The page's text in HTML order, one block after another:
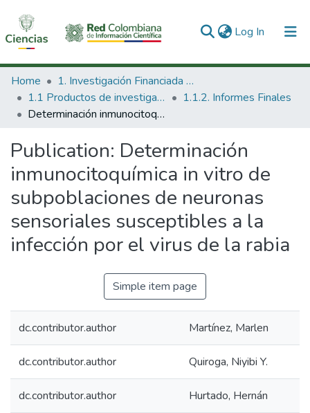
Log In (current)
Communities & Collections
All of DSpace
Home
1. Investigación Financiada con Recursos Públicos
1.1 Productos de investigación
1.1.2. Informes Finales
Determinación inmunocitoquímica in vitro de subpoblaciones de neuronas sensoriales susceptibles a la infección por el virus de la rabia
Publication: Determinación
inmunocitoquímica in vitro de
subpoblaciones de neuronas
sensoriales susceptibles a la
infección por el virus de la rabia
Simple item page
dc.contributor.author Martínez, Marlen
dc.contributor.author Quiroga, Niyibi Y.
dc.contributor.author Hurtado, Hernán